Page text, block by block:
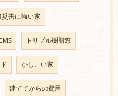
災害に強い家
トリプル樹脂窓
かしこい家
建ててからの費用